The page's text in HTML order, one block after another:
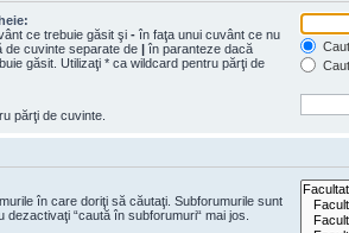
ce trebuie găsit şi - în faţa unui cuvânt ce nu
de cuvinte separate de | în paranteze dacă
găsit. Utilizaţi * ca wildcard pentru părţi de
părţi de cuvinte.
în care doriţi să căutaţi. Subforumurile sunt
“caută în subforumuri“ mai jos.